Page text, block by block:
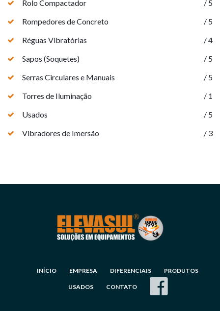
Rolo Compactador
/ 5
Rompedores de Concreto
/ 5
Réguas Vibratórias
/ 4
Sapos (Soquetes)
/ 5
Serras Circulares e Manuais
/ 5
Torres de Iluminação
/ 1
Usados
/ 5
Vibradores de Imersão
/ 3
INÍCIO EMPRESA DIFERENCIAIS PRODUTOS
USADOS CONTATO